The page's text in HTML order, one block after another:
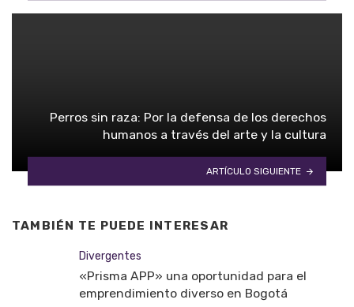
Perros sin raza: Por la defensa de los derechos
humanos a través del arte y la cultura
ARTÍCULO SIGUIENTE
TAMBIÉN TE PUEDE INTERESAR
Divergentes
«Prisma APP» una oportunidad para el
emprendimiento diverso en Bogotá